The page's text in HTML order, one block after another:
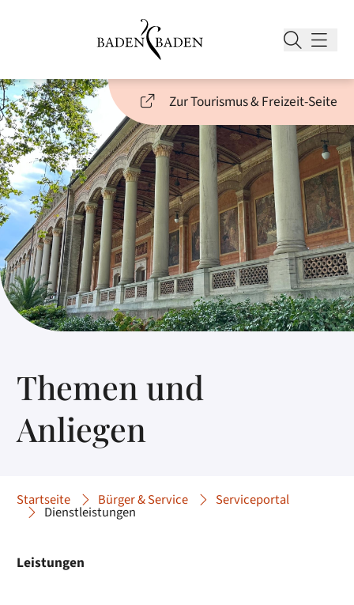
Zur Tourismus & Freizeit-Seite
Themen und
Anliegen
Startseite Bürger & Service Serviceportal
Dienstleistungen
Leistungen